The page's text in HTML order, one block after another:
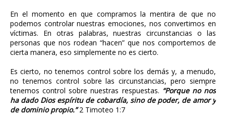
En el momento en que compramos la mentira de que no
podemos controlar nuestras emociones, nos convertimos en
víctimas. En otras palabras, nuestras circunstancias o las
personas que nos rodean “hacen” que nos comportemos de
cierta manera, eso simplemente no es cierto.
Es cierto, no tenemos control sobre los demás y, a menudo,
no tenemos control sobre las circunstancias, pero siempre
tenemos control sobre nuestras respuestas. “Porque no nos
ha dado Dios espíritu de cobardía, sino de poder, de amor y
de dominio propio.”2 Timoteo 1:7